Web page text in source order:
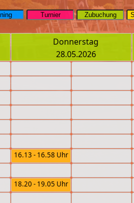
Donnerstag
28.05.2026
16.13 - 16.58 Uhr
18.20 - 19.05 Uhr